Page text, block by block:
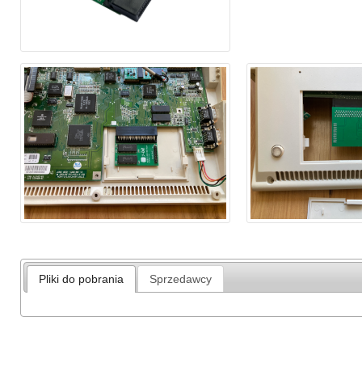
Pliki do pobrania Sprzedawcy